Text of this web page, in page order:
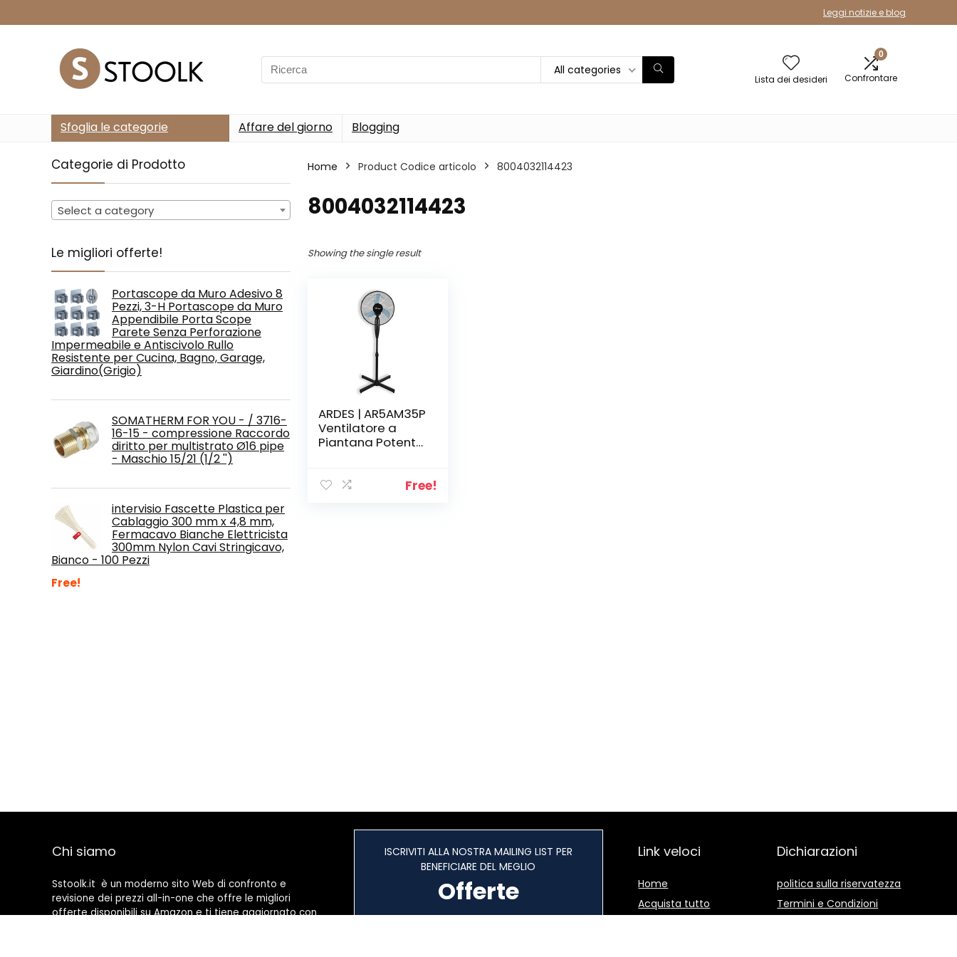
Leggi notizie e blog
Search
for:
All categories
Lista dei desideri
0
Confrontare
Sfoglia le categorie Affare del giorno Blogging
Categorie di Prodotto
Select a category
Le migliori offerte!
Portascope da Muro Adesivo 8
Pezzi, 3-H Portascope da Muro
Appendibile Porta Scope
Parete Senza Perforazione
Impermeabile e Antiscivolo Rullo
Resistente per Cucina, Bagno, Garage,
Giardino(Grigio)
SOMATHERM FOR YOU - / 3716-
16-15 - compressione Raccordo
diritto per multistrato Ø16 pipe
- Maschio 15/21 (1/2 '')
intervisio Fascette Plastica per
Cablaggio 300 mm x 4,8 mm,
Fermacavo Bianche Elettricista
300mm Nylon Cavi Stringicavo,
Bianco - 100 Pezzi
Free!
Home Product Codice articolo ‎8004032114423
‎8004032114423
Showing the single result
ARDES | AR5AM35P
Ventilatore a
Piantana Potente
con Altezza e
Free!
Chi siamo
Sstoolk.it è un moderno sito Web di confronto e
revisione dei prezzi all-in-one che offre le migliori
offerte disponibili su Amazon e ti tiene aggiornato con
ISCRIVITI ALLA NOSTRA MAILING LIST PER
BENEFICIARE DEL MEGLIO
Offerte
Link veloci
Home
Acquista tutto
Dichiarazioni
politica sulla riservatezza
Termini e Condizioni